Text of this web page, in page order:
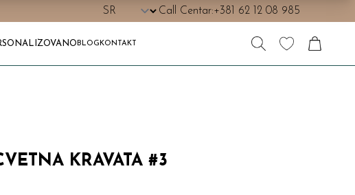
Call Centar:+381 62 12 08 985
BLOG KONTAKT
KRAVATA #3